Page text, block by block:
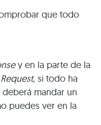
que todo
y en la parte de la
si todo ha
mandar un
puedes ver en la